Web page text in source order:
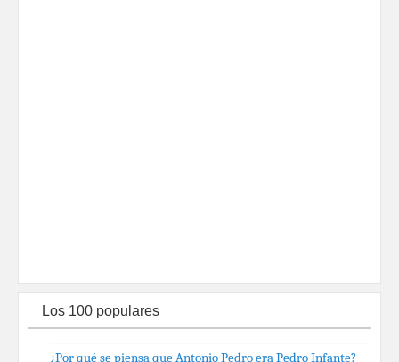
Los 100 populares
¿Por qué se piensa que Antonio Pedro era Pedro Infante?